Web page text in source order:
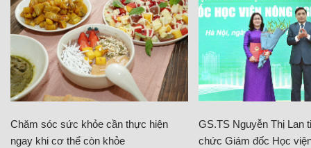
Chăm sóc sức khỏe cần thực hiện
ngay khi cơ thể còn khỏe
GS.TS Nguyễn Thị Lan
chức Giám đốc Học